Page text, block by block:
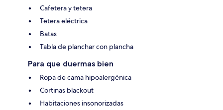
Cafetera y tetera
Tetera eléctrica
Batas
Tabla de planchar con plancha
Para que duermas bien
Ropa de cama hipoalergénica
Cortinas blackout
Habitaciones insonorizadas